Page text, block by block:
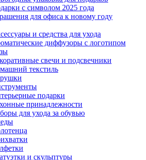
с символом 2025 года
для офиса к новому году
и средства для ухода
диффузоры с логотипом
свечи и подсвечники
текстиль
подарки
принадлежности
для ухода за обувью
и скульптуры